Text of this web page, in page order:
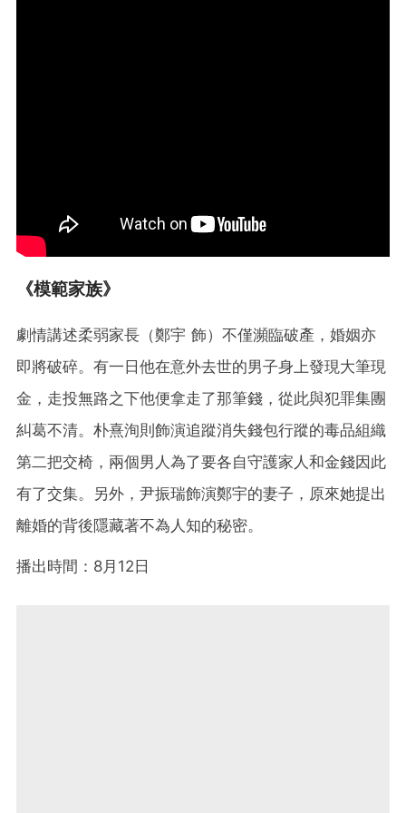
《模範家族》
劇情講述柔弱家長（鄭宇 飾）不僅瀕臨破產，婚姻亦
即將破碎。有一日他在意外去世的男子身上發現大筆現
金，走投無路之下他便拿走了那筆錢，從此與犯罪集團
糾葛不清。朴熹洵則飾演追蹤消失錢包行蹤的毒品組織
第二把交椅，兩個男人為了要各自守護家人和金錢因此
有了交集。另外，尹振瑞飾演鄭宇的妻子，原來她提出
離婚的背後隱藏著不為人知的秘密。
播出時間：8月12日